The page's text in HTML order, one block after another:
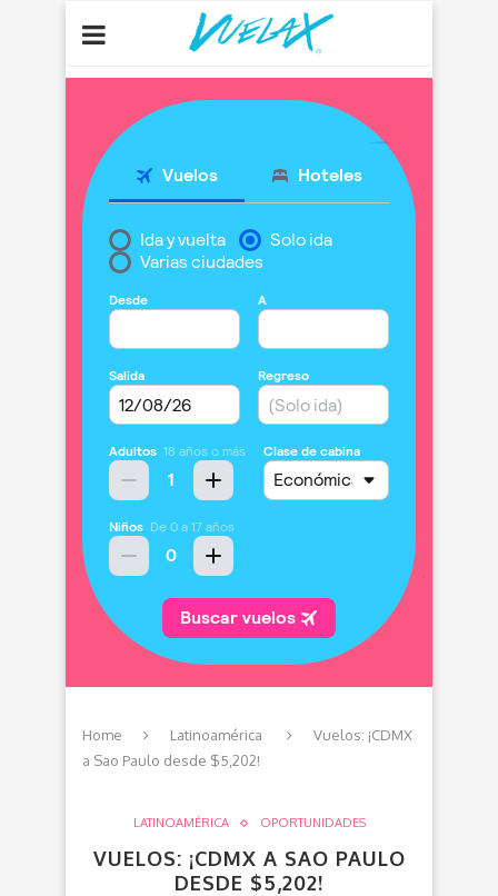
Home Latinoamérica
Vuelos: ¡CDMX
a Sao Paulo desde $5,202!
LATINOAMÉRICA OPORTUNIDADES
VUELOS: ¡CDMX A SAO PAULO
DESDE $5,202!